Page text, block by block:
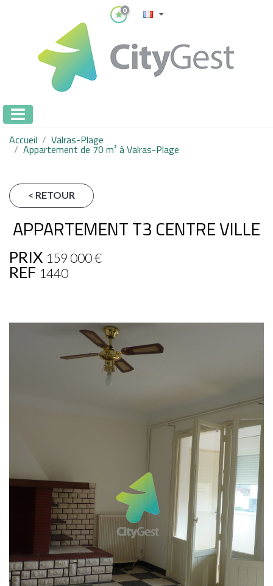
0
Accueil Valras-Plage
Appartement de 70 m² à Valras-Plage
< RETOUR
APPARTEMENT T3 CENTRE VILLE
PRIX 159 000€
REF 1440